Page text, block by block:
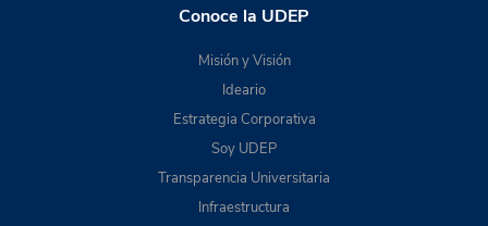
Conoce la UDEP
Misión y Visión
Ideario
Estrategia Corporativa
Soy UDEP
Transparencia Universitaria
Infraestructura